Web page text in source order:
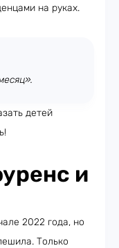
на руках.
детей
и
2022 года, но
Только